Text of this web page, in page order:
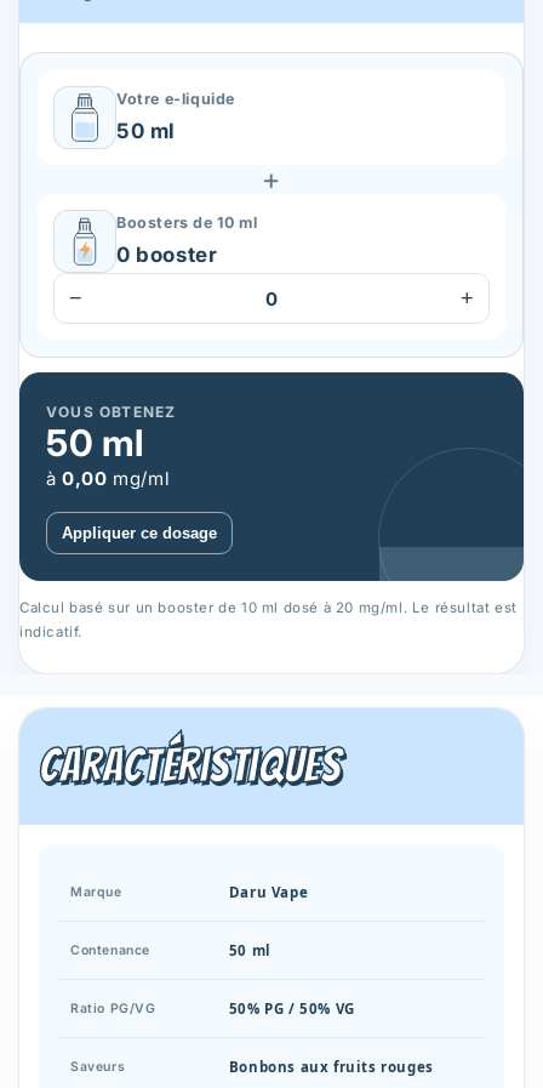
Votre e-liquide
50 ml
+
Boosters de 10 ml
0 booster
−
0 +
VOUS OBTENEZ
50 ml
à0,00 mg/ml
Appliquer ce dosage
Calcul basé sur un booster de 10 ml dosé à 20 mg/ml. Le résultat est
indicatif.
Caractéristiques
Marque Daru Vape
Contenance 50 ml
Ratio PG/VG 50% PG / 50% VG
Saveurs Bonbons aux fruits rouges